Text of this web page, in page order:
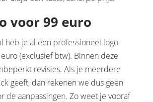
voor 99 euro
heb je al een professioneel logo
(exclusief btw). Binnen deze
revisies. Als je meerdere
geeft, dan rekenen we dus geen
de aanpassingen. Zo weet je vooraf